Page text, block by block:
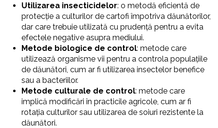
Utilizarea insecticidelor: o metodă eficientă de
protecție a culturilor de cartofi împotriva dăunătorilor,
dar care trebuie utilizată cu prudență pentru a evita
efectele negative asupra mediului.
Metode biologice de control: metode care
utilizează organisme vii pentru a controla populațiile
de dăunători, cum ar fi utilizarea insectelor benefice
sau a bacteriilor.
Metode culturale de control: metode care
implică modificări în practicile agricole, cum ar fi
rotația culturilor sau utilizarea de soiuri rezistente la
dăunători.